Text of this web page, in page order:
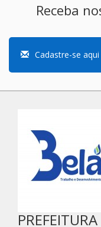
Receba
Cadastre-se aqui